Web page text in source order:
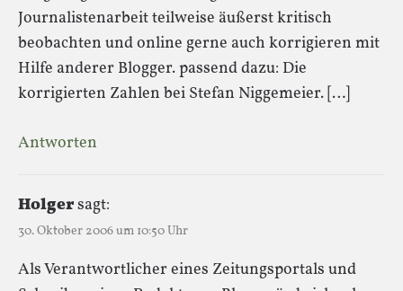
Journalistenarbeit teilweise äußerst kritisch
beobachten und online gerne auch korrigieren mit
Hilfe anderer Blogger. passend dazu: Die
korrigierten Zahlen bei Stefan Niggemeier. […]
Antworten
Holgersagt:
30. Oktober 2006 um 10:50 Uhr
Als Verantwortlicher eines Zeitungsportals und